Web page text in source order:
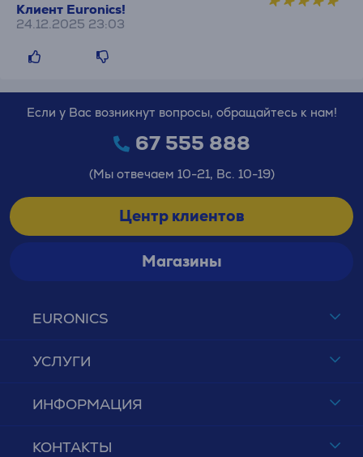
Клиент Euronics!
24.12.2025 23:03
EURONICS
УСЛУГИ
ИНФОРМАЦИЯ
КОНТАКТЫ
Если у Вас возникнут вопросы, обращайтесь к нам!
67 555 888
(Мы отвечаем 10-21, Вс. 10-19)
Центр клиентов
Магазины